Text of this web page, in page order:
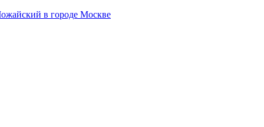
в городе Москве